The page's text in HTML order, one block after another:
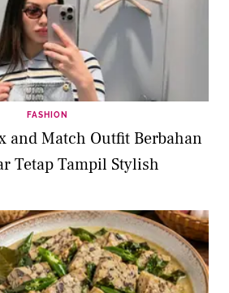
FASHION
and Match Outfit Berbahan
Tetap Tampil Stylish